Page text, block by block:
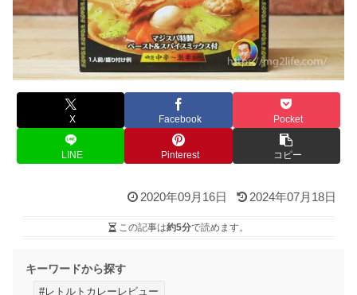
X Facebook Pocket
LINE Pinterest コピー
2020年09月16日 2024年07月18日
この記事は約5分で読めます。
キーワードから探す
#レトルトカレーレビュー